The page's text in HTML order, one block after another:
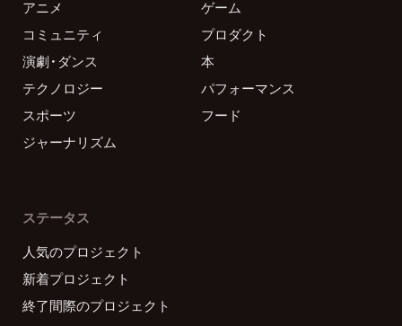
アニメ
ゲーム
コミュニティ
プロダクト
演劇・ダンス
本
テクノロジー
パフォーマンス
スポーツ
フード
ジャーナリズム
ステータス
人気のプロジェクト
新着プロジェクト
終了間際のプロジェクト